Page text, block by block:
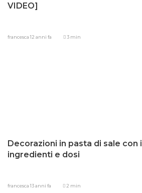
VIDEO]
francesca12 anni fa 3 min
Decorazioni in pasta di sale con
ingredienti e dosi
francesca13 anni fa 2 min